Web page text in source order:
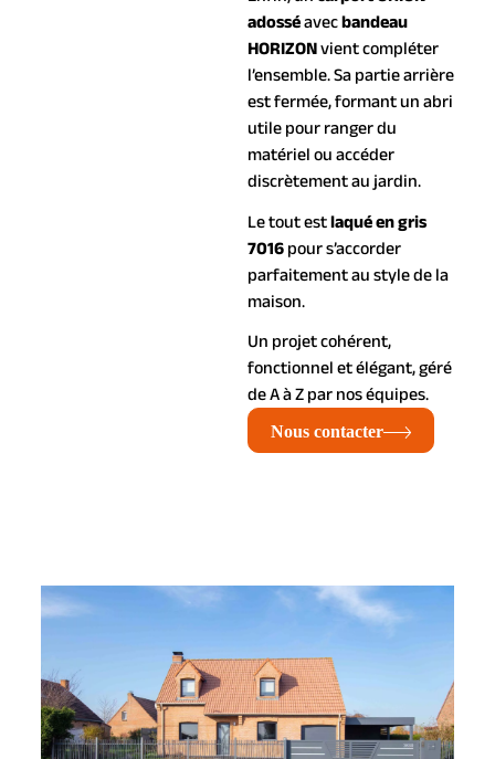
adosséavecbandeau
HORIZONvient compléter
l’ensemble. Sa partie arrière
est fermée, formant un abri
utile pour ranger du
matériel ou accéder
discrètement au jardin.
Le tout estlaqué en gris
7016pour s’accorder
parfaitement au style de la
maison.
Un projet cohérent,
fonctionnel et élégant, géré
de A à Z par nos équipes.
Nous contacter